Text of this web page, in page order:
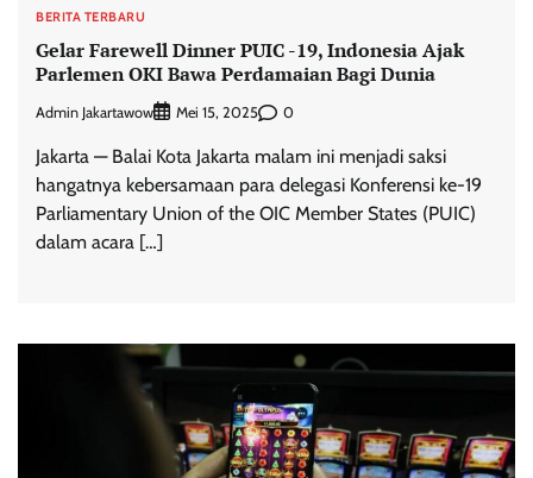
BERITA TERBARU
Gelar Farewell Dinner PUIC -19, Indonesia Ajak
Parlemen OKI Bawa Perdamaian Bagi Dunia
Admin Jakartawow Mei 15, 2025 0
Jakarta — Balai Kota Jakarta malam ini menjadi saksi
hangatnya kebersamaan para delegasi Konferensi ke-19
Parliamentary Union of the OIC Member States (PUIC)
dalam acara […]